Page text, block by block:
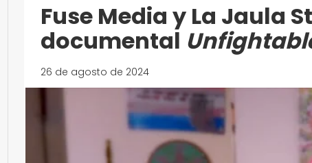
Fuse Media y La Jaula
documental
26 de agosto de 2024